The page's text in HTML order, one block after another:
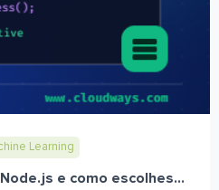
Learning
e como escolhes...